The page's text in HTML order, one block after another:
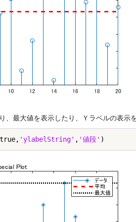
、最大値を表示したり、Ｙラベルの表示
'ylabelString' , '値段'